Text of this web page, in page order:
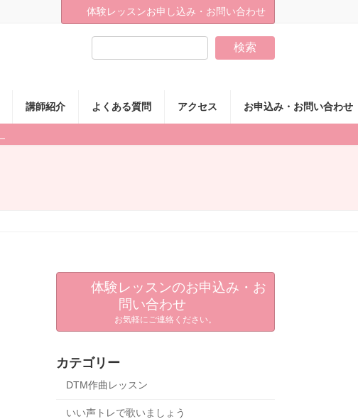
体験レッスンお申し込み・お問い合わせ
検索
講師紹介 よくある質問 アクセス お申込み・お問い合わせ
体験レッスンのお申込み・お
問い合わせ
お気軽にご連絡ください。
カテゴリー
DTM作曲レッスン
いい声トレで歌いましょう